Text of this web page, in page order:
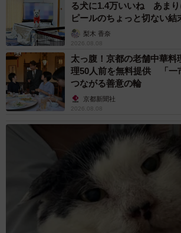
る犬に1.4万いいね あま
ピールのちょっと切ない結
梨木 香奈
2026.08.08
太っ腹！京都の老舗中華料
理50人前を無料提供 「一
つながる善意の輪
京都新聞社
2026.08.08